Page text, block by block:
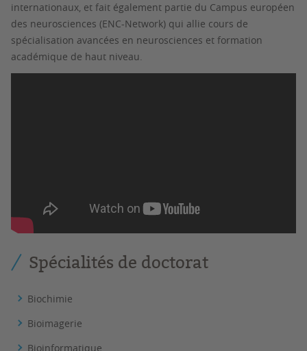
internationaux, et fait également partie du Campus européen
des neurosciences (ENC-Network) qui allie cours de
spécialisation avancées en neurosciences et formation
académique de haut niveau.
Spécialités de doctorat
Biochimie
Bioimagerie
Bioinformatique